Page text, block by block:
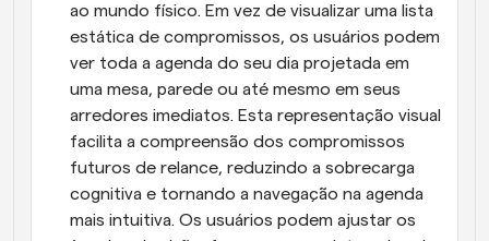
ao mundo físico. Em vez de visualizar uma lista
estática de compromissos, os usuários podem
ver toda a agenda do seu dia projetada em
uma mesa, parede ou até mesmo em seus
arredores imediatos. Esta representação visual
facilita a compreensão dos compromissos
futuros de relance, reduzindo a sobrecarga
cognitiva e tornando a navegação na agenda
mais intuitiva. Os usuários podem ajustar os